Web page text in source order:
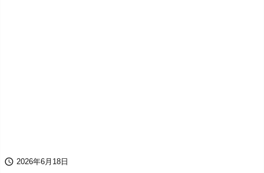
 2026年6月18日